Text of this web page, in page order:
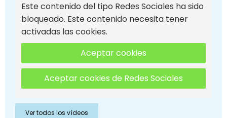
Este contenido del tipo Redes Sociales ha sido
bloqueado. Este contenido necesita tener
activadas las cookies.
Aceptar cookies
Aceptar cookies de Redes Sociales
Ver todos los vídeos